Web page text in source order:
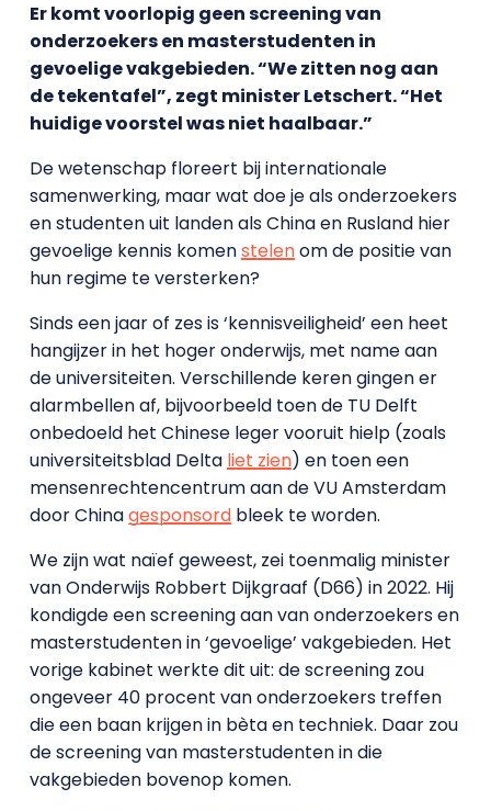
Er komt voorlopig geen screening van
onderzoekers en masterstudenten in
gevoelige vakgebieden. “We zitten nog aan
de tekentafel”, zegt minister Letschert. “Het
huidige voorstel was niet haalbaar.”
De wetenschap floreert bij internationale
samenwerking, maar wat doe je als onderzoekers
en studenten uit landen als China en Rusland hier
gevoelige kennis komenstelenom de positie van
hun regime te versterken?
Sinds een jaar of zes is ‘kennisveiligheid’ een heet
hangijzer in het hoger onderwijs, met name aan
de universiteiten. Verschillende keren gingen er
alarmbellen af, bijvoorbeeld toen de TU Delft
onbedoeld het Chinese leger vooruit hielp (zoals
universiteitsblad Delta liet zien) en toen een
mensenrechtencentrum aan de VU Amsterdam
door Chinagesponsordbleek te worden.
We zijn wat naïef geweest, zei toenmalig minister
van Onderwijs Robbert Dijkgraaf (D66) in 2022. Hij
kondigde een screening aan van onderzoekers en
masterstudenten in ‘gevoelige’ vakgebieden. Het
vorige kabinet werkte dit uit: de screening zou
ongeveer 40 procent van onderzoekers treffen
die een baan krijgen in bèta en techniek. Daar zou
de screening van masterstudenten in die
vakgebieden bovenop komen.